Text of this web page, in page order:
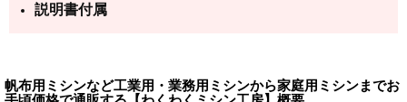
説明書付属
帆布用ミシンなど工業用・業務用ミシンから家庭用ミシンまでお